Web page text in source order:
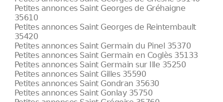
Petites annonces Saint Georges de Gréhaigne
35610
Petites annonces Saint Georges de Reintembault
35420
Petites annonces Saint Germain du Pinel 35370
Petites annonces Saint Germain en Coglès 35133
Petites annonces Saint Germain sur Ille 35250
Petites annonces Saint Gilles 35590
Petites annonces Saint Gondran 35630
Petites annonces Saint Gonlay 35750